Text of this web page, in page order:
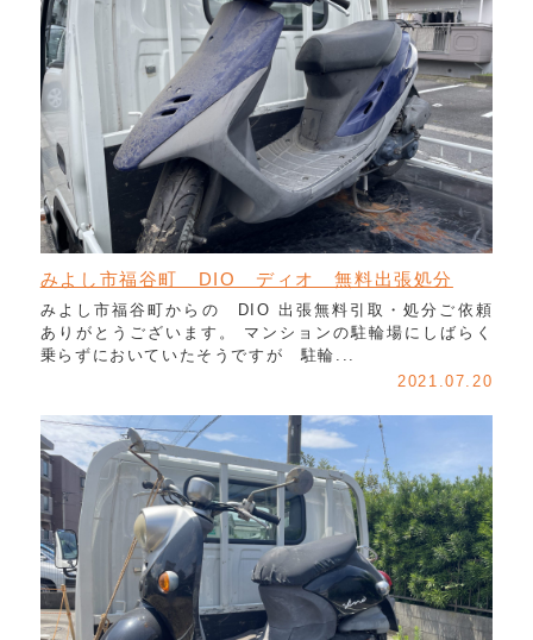
みよし市福谷町 DIO ディオ 無料出張処分
みよし市福谷町からの DIO 出張無料引取・処分ご依頼
ありがとうございます。 マンションの駐輪場にしばらく
乗らずにおいていたそうですが 駐輪...
2021.07.20